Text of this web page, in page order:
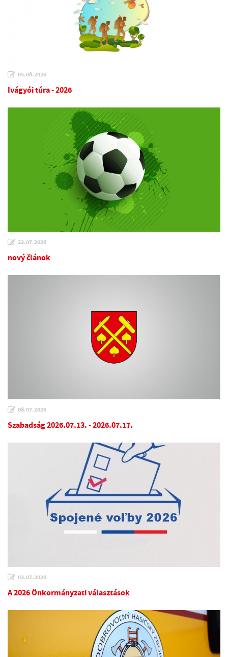
05.08.2026
Ivágyói túra - 2026
22.07.2026
nový článok
08.07.2026
Szabadság 2026.07.13. - 2026.07.17.
03.07.2026
A 2026 Önkormányzati választások